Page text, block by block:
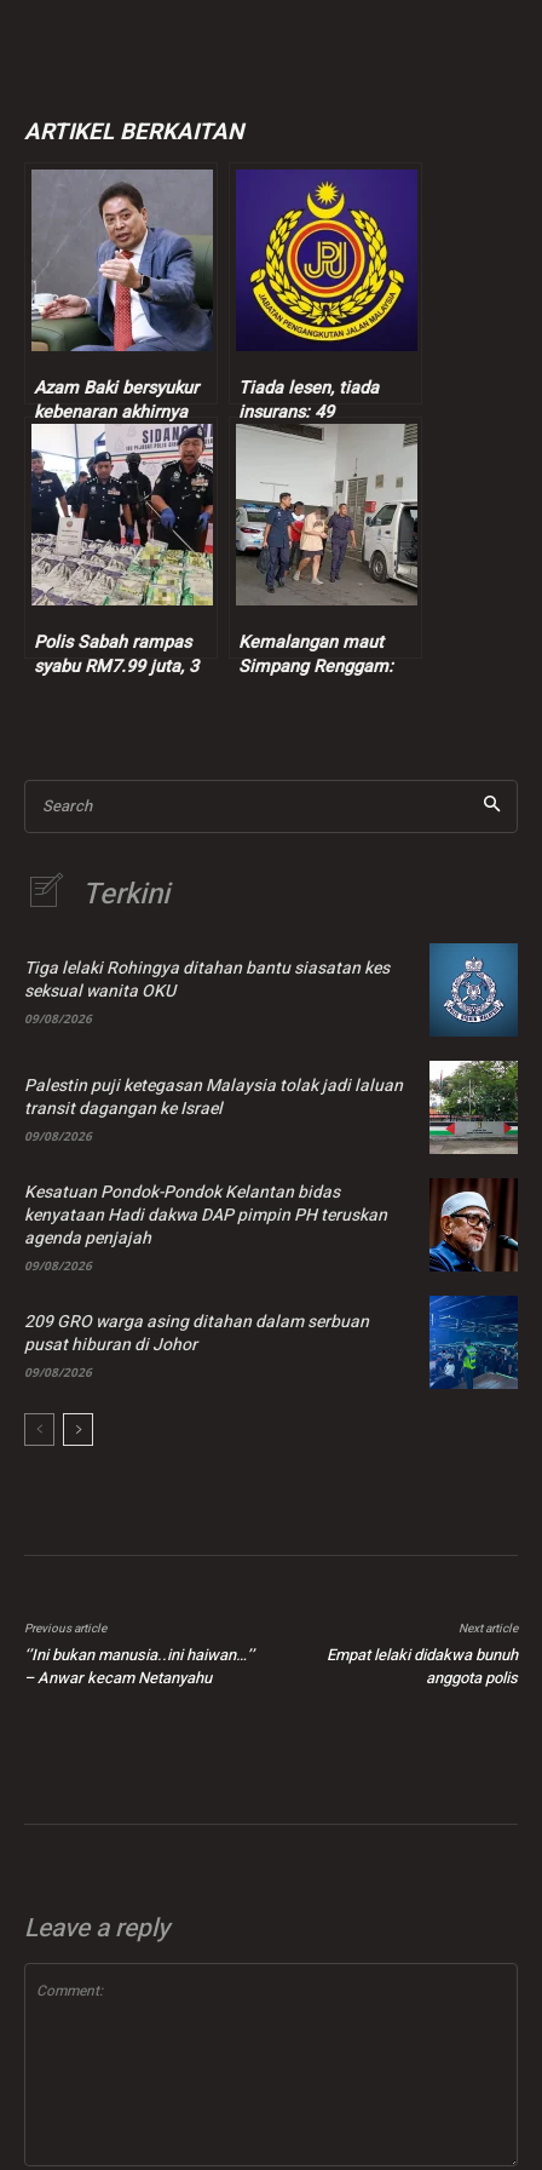
ARTIKEL BERKAITAN
Azam Baki bersyukur
kebenaran akhirnya
terbukti
Tiada lesen, tiada
insurans: 49
kenderaan dipandu
warga asing disita
Polis Sabah rampas
syabu RM7.99 juta, 3
Kemalangan maut
Simpang Renggam:
Search
Terkini
Tiga lelaki Rohingya ditahan bantu siasatan kes
seksual wanita OKU
09/08/2026
Palestin puji ketegasan Malaysia tolak jadi laluan
transit dagangan ke Israel
09/08/2026
Kesatuan Pondok-Pondok Kelantan bidas
kenyataan Hadi dakwa DAP pimpin PH teruskan
agenda penjajah
09/08/2026
209 GRO warga asing ditahan dalam serbuan
pusat hiburan di Johor
09/08/2026
Previous article
‘’Ini bukan manusia..ini haiwan…’’
– Anwar kecam Netanyahu
Next article
Empat lelaki didakwa bunuh
anggota polis
Leave a reply